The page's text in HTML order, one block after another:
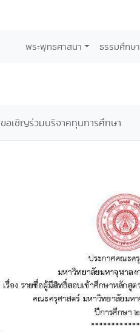
พระพุทธศาสนา ธรรมศึกษา
ขอเชิญร่วมบริจาคทุนการศึกษา